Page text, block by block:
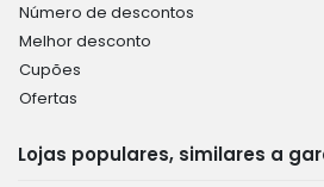
Número de descontos
Melhor desconto
Cupões
Ofertas
Lojas populares, similares a